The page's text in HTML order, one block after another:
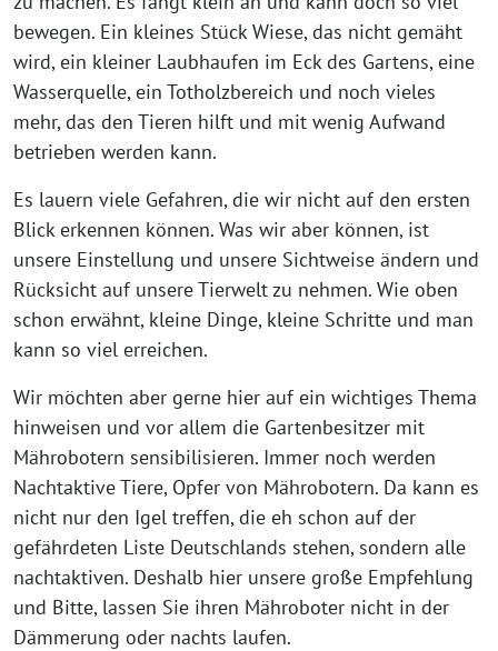
bewegen. Ein kleines Stück Wiese, das nicht gemäht
wird, ein kleiner Laubhaufen im Eck des Gartens, eine
Wasserquelle, ein Totholzbereich und noch vieles
mehr, das den Tieren hilft und mit wenig Aufwand
betrieben werden kann.
Es lauern viele Gefahren, die wir nicht auf den ersten
Blick erkennen können. Was wir aber können, ist
unsere Einstellung und unsere Sichtweise ändern und
Rücksicht auf unsere Tierwelt zu nehmen. Wie oben
schon erwähnt, kleine Dinge, kleine Schritte und man
kann so viel erreichen.
Wir möchten aber gerne hier auf ein wichtiges Thema
hinweisen und vor allem die Gartenbesitzer mit
Mährobotern sensibilisieren. Immer noch werden
Nachtaktive Tiere, Opfer von Mährobotern. Da kann es
nicht nur den Igel treffen, die eh schon auf der
gefährdeten Liste Deutschlands stehen, sondern alle
nachtaktiven. Deshalb hier unsere große Empfehlung
und Bitte, lassen Sie ihren Mähroboter nicht in der
Dämmerung oder nachts laufen.